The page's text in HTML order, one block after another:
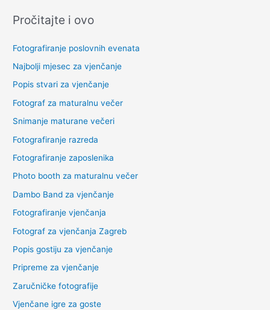
Pročitajte i ovo
Fotografiranje poslovnih evenata
Najbolji mjesec za vjenčanje
Popis stvari za vjenčanje
Fotograf za maturalnu večer
Snimanje maturane večeri
Fotografiranje razreda
Fotografiranje zaposlenika
Photo booth za maturalnu večer
Dambo Band za vjenčanje
Fotografiranje vjenčanja
Fotograf za vjenčanja Zagreb
Popis gostiju za vjenčanje
Pripreme za vjenčanje
Zaručničke fotografije
Vjenčane igre za goste